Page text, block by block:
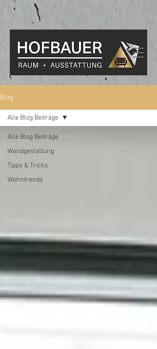
Blog
Alle Blog Beiträge
Wandgestaltung
Tipps & Tricks
Wohntrends
Alle Blog Beiträge